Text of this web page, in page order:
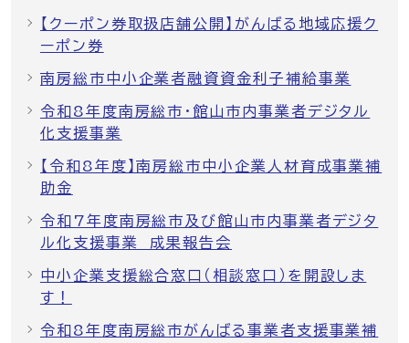
【クーポン券取扱店舗公開】がんばる地域応援ク
ーポン券
南房総市中小企業者融資資金利子補給事業
令和8年度南房総市・館山市内事業者デジタル
化支援事業
【令和8年度】南房総市中小企業人材育成事業補
助金
令和7年度南房総市及び館山市内事業者デジタ
ル化支援事業 成果報告会
中小企業支援総合窓口（相談窓口）を開設しま
す！
令和8年度南房総市がんばる事業者支援事業補